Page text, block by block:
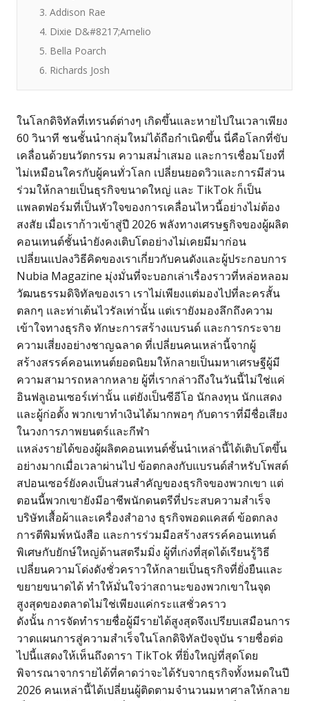
3. Addison Rae
4. Dixie D&#8217;Amelio
5. Bella Poarch
6. Richards Josh
ในโลกดิจิทัลที่เทรนด์ต่างๆ เกิดขึ้นและหายไปในเวลาเพียง
60 วินาที ชนชั้นนำกลุ่มใหม่ได้ถือกำเนิดขึ้น นี่คือโลกที่ขับ
เคลื่อนด้วยนวัตกรรม ความสม่ำเสมอ และการเชื่อมโยงที่
ไม่เหมือนใครกับผู้คนทั่วโลก เปลี่ยนยอดวิวและการมีส่วน
ร่วมให้กลายเป็นธุรกิจขนาดใหญ่ และ TikTok ก็เป็น
แพลตฟอร์มที่เป็นหัวใจของการเคลื่อนไหวนี้อย่างไม่ต้อง
สงสัย เมื่อเราก้าวเข้าสู่ปี 2026 พลังทางเศรษฐกิจของผู้ผลิต
คอนเทนต์ชั้นนำยังคงเติบโตอย่างไม่เคยมีมาก่อน
เปลี่ยนแปลงวิธีคิดของเราเกี่ยวกับคนดังและผู้ประกอบการ
Nubia Magazine มุ่งมั่นที่จะบอกเล่าเรื่องราวที่หล่อหลอม
วัฒนธรรมดิจิทัลของเรา เราไม่เพียงแต่มองไปที่ละครสั้น
ตลกๆ และท่าเต้นไวรัลเท่านั้น แต่เรายังมองลึกถึงความ
เข้าใจทางธุรกิจ ทักษะการสร้างแบรนด์ และการกระจาย
ความเสี่ยงอย่างชาญฉลาด ที่เปลี่ยนคนเหล่านี้จากผู้
สร้างสรรค์คอนเทนต์ยอดนิยมให้กลายเป็นมหาเศรษฐีผู้มี
ความสามารถหลากหลาย ผู้ที่เรากล่าวถึงในวันนี้ไม่ใช่แค่
อินฟลูเอนเซอร์เท่านั้น แต่ยังเป็นซีอีโอ นักลงทุน นักแสดง
และผู้ก่อตั้ง พวกเขาทำเงินได้มากพอๆ กับดาราที่มีชื่อเสียง
ในวงการภาพยนตร์และกีฬา
แหล่งรายได้ของผู้ผลิตคอนเทนต์ชั้นนำเหล่านี้ได้เติบโตขึ้น
อย่างมากเมื่อเวลาผ่านไป ข้อตกลงกับแบรนด์สำหรับโพสต์
สปอนเซอร์ยังคงเป็นส่วนสำคัญของธุรกิจของพวกเขา แต่
ตอนนี้พวกเขายังมีอาชีพนักดนตรีที่ประสบความสำเร็จ
บริษัทเสื้อผ้าและเครื่องสำอาง ธุรกิจพอดแคสต์ ข้อตกลง
การตีพิมพ์หนังสือ และการร่วมมือสร้างสรรค์คอนเทนต์
พิเศษกับยักษ์ใหญ่ด้านสตรีมมิ่ง ผู้ที่เก่งที่สุดได้เรียนรู้วิธี
เปลี่ยนความโด่งดังชั่วคราวให้กลายเป็นธุรกิจที่ยั่งยืนและ
ขยายขนาดได้ ทำให้มั่นใจว่าสถานะของพวกเขาในจุด
สูงสุดของตลาดไม่ใช่เพียงแค่กระแสชั่วคราว
ดังนั้น การจัดทำรายชื่อผู้มีรายได้สูงสุดจึงเปรียบเสมือนการ
วาดแผนการสู่ความสำเร็จในโลกดิจิทัลปัจจุบัน รายชื่อต่อ
ไปนี้แสดงให้เห็นถึงดารา TikTok ที่ยิ่งใหญ่ที่สุดโดย
พิจารณาจากรายได้ที่คาดว่าจะได้รับจากธุรกิจทั้งหมดในปี
2026 คนเหล่านี้ได้เปลี่ยนผู้ติดตามจำนวนมหาศาลให้กลาย